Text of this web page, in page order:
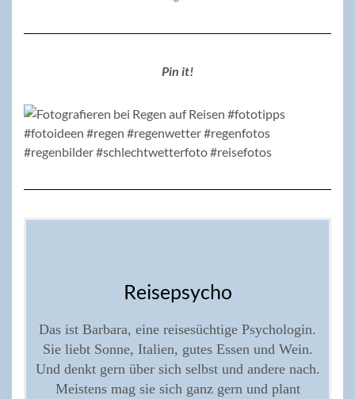
Pin it!
Reisepsycho
Das ist Barbara, eine reisesüchtige Psychologin.
Sie liebt Sonne, Italien, gutes Essen und Wein.
Und denkt gern über sich selbst und andere nach.
Meistens mag sie sich ganz gern und plant